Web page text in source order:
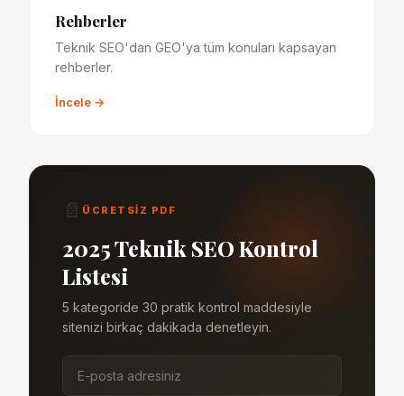
Rehberler
Teknik SEO'dan GEO'ya tüm konuları kapsayan
rehberler.
İncele →
📄 ÜCRETSİZ PDF
2025 Teknik SEO Kontrol
Listesi
5 kategoride 30 pratik kontrol maddesiyle
sitenizi birkaç dakikada denetleyin.